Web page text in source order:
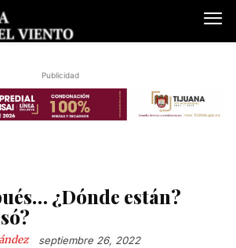
Publicidad
¿Dónde están?
septiembre 26, 2022